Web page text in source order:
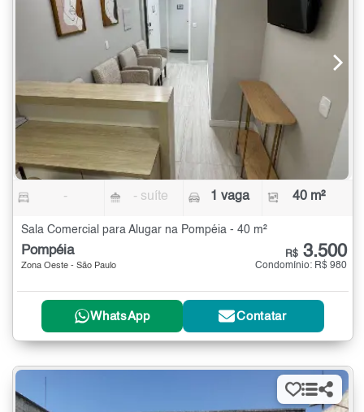
- - suíte 1 vaga 40 m²
Sala Comercial para Alugar na Pompéia - 40 m²
Pompéia
Zona Oeste - São Paulo
R$ 3.500
Condomínio: R$ 980
WhatsApp Contatar